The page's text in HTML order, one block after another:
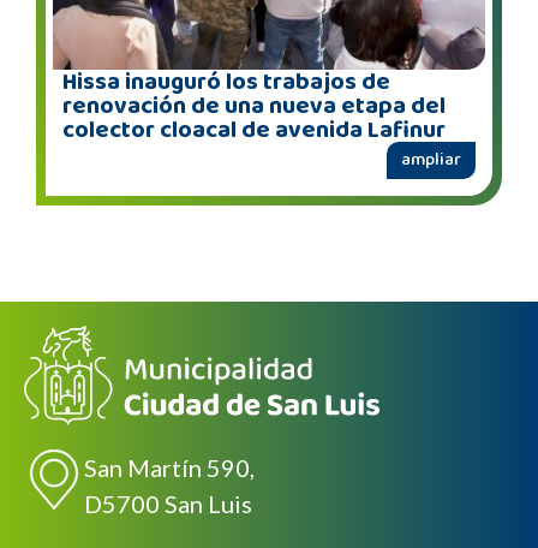
Hissa inauguró los trabajos de
renovación de una nueva etapa del
colector cloacal de avenida Lafinur
ampliar
San Martín 590,
D5700 San Luis